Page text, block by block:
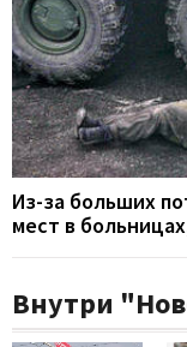
Из-за больших
мест в
Внутри